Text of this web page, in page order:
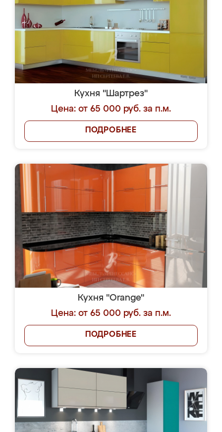
Кухня "Шартрез"
Цена: от 65 000 руб. за п.м.
ПОДРОБНЕЕ
Кухня "Orange"
Цена: от 65 000 руб. за п.м.
ПОДРОБНЕЕ